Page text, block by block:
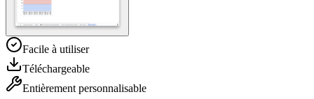
Facile à utiliser
Téléchargeable
Entièrement personnalisable